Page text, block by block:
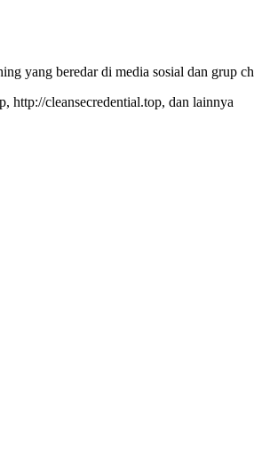
yang beredar di media sosial dan grup
http://cleansecredential.top, dan lainnya